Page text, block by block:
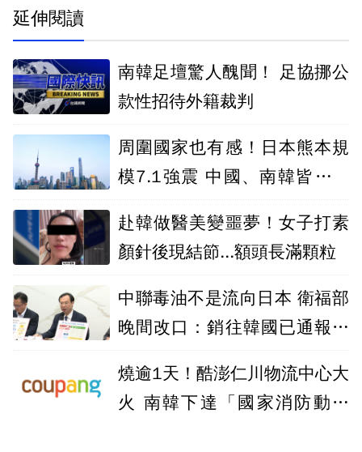
延伸閱讀
南韓足壇驚人醜聞！ 足協挪公
款性招待外籍裁判
周圍國家也有感！日本熊本規
模7.1強震 中國、南韓皆有震
赴韓做醫美變噩夢！女子打素
顏針後現結節...額頭長滿顆粒
中聯毒油不是流向日本 衛福部
晚間改口：銷往韓國已通報下
燒逾1天！酷澎仁川物流中心大
火 南韓下達「國家消防動員